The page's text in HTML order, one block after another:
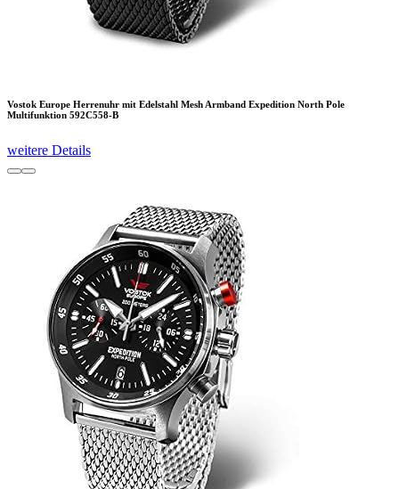
Vostok Europe Herrenuhr mit Edelstahl Mesh Armband Expedition North Pole
Multifunktion 592C558-B
weitere Details